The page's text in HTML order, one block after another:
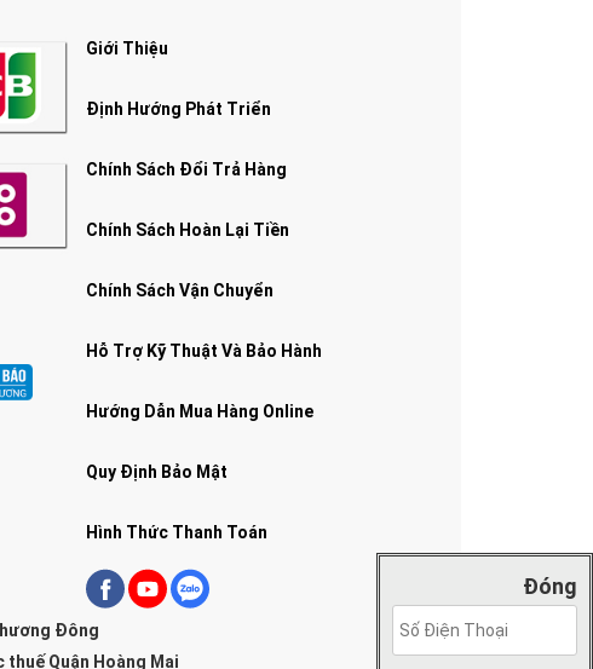
Giới Thiệu
Định Hướng Phát Triển
Chính Sách Đổi Trả Hàng
Chính Sách Hoàn Lại Tiền
Chính Sách Vận Chuyển
Hỗ Trợ Kỹ Thuật Và Bảo Hành
Hướng Dẫn Mua Hàng Online
Quy Định Bảo Mật
Hình Thức Thanh Toán
Đông
thuế Quận Hoàng Mai
Đóng